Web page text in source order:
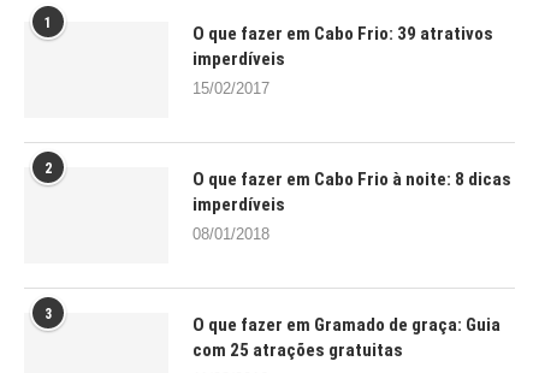
1
O que fazer em Cabo Frio: 39 atrativos
imperdíveis
15/02/2017
2
O que fazer em Cabo Frio à noite: 8 dicas
imperdíveis
08/01/2018
3
O que fazer em Gramado de graça: Guia
com 25 atrações gratuitas